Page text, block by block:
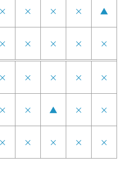
× × × × ▲
× × × × ×
× × × × ×
× × ▲ × ×
× × × × ×